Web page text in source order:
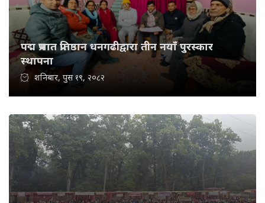
पद्म प्रभात प्रतिष्ठान धनगढीद्वारा तीन नयाँ पुरस्कार
स्थापना
शनिबार, पुस १९, २०८२